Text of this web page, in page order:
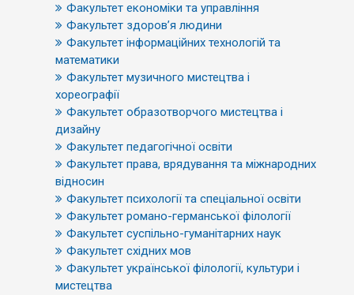
Факультет економіки та управління
Факультет здоров’я людини
Факультет інформаційних технологій та
математики
Факультет музичного мистецтва і
хореографії
Факультет образотворчого мистецтва і
дизайну
Факультет педагогічної освіти
Факультет права, врядування та міжнародних
відносин
Факультет психології та спеціальної освіти
Факультет романо-германської філології
Факультет суспільно-гуманітарних наук
Факультет східних мов
Факультет української філології, культури і
мистецтва